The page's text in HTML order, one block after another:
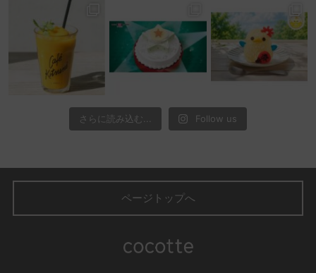
さらに読み込む... Follow us
ページトップへ